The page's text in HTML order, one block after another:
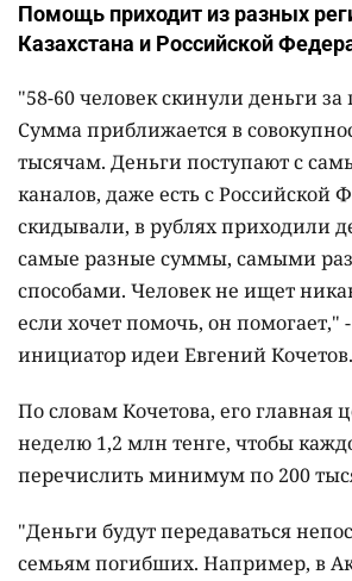
Помощь приходит из разных
Казахстана и Российской
"58-60 человек скинули деньги за
Сумма приближается в
тысячам. Деньги поступают с
каналов, даже есть с Российской
скидывали, в рублях приходили
самые разные суммы, самыми
способами. Человек не ищет
если хочет помочь, он помогает,"
инициатор идеи Евгений Кочетов.
По словам Кочетова, его главная
неделю 1,2 млн тенге, чтобы
перечислить минимум по 200
"Деньги будут передаваться
семьям погибших. Например, в